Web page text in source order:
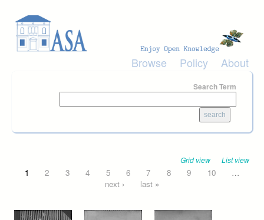
Browse Policy About
Search Term
Grid view List view
Pages
1 2 3 4 5 6 7 8 9 10
…
next ›
last »